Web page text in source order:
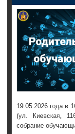
19.05.2026 года в
(ул. Киевская,
собрание